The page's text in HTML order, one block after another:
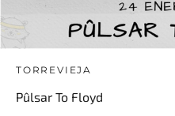
TORREVIEJA
Pûlsar To Floyd